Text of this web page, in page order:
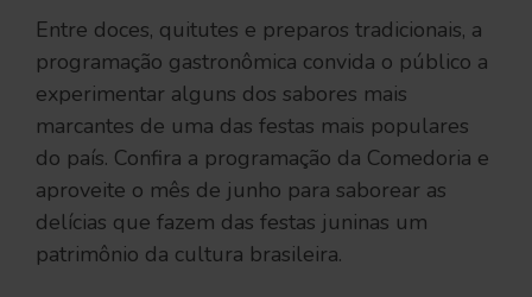
Entre doces, quitutes e preparos tradicionais, a
programação gastronômica convida o público a
experimentar alguns dos sabores mais
marcantes de uma das festas mais populares
do país. Confira a programação da Comedoria e
aproveite o mês de junho para saborear as
delícias que fazem das festas juninas um
patrimônio da cultura brasileira.